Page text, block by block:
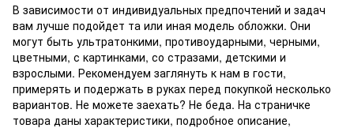
В зависимости от индивидуальных предпочтений и задач
вам лучше подойдет та или иная модель обложки. Они
могут быть ультратонкими, противоударными, черными,
цветными, с картинками, со стразами, детскими и
взрослыми. Рекомендуем заглянуть к нам в гости,
примерять и подержать в руках перед покупкой несколько
вариантов. Не можете заехать? Не беда. На страничке
товара даны характеристики, подробное описание,